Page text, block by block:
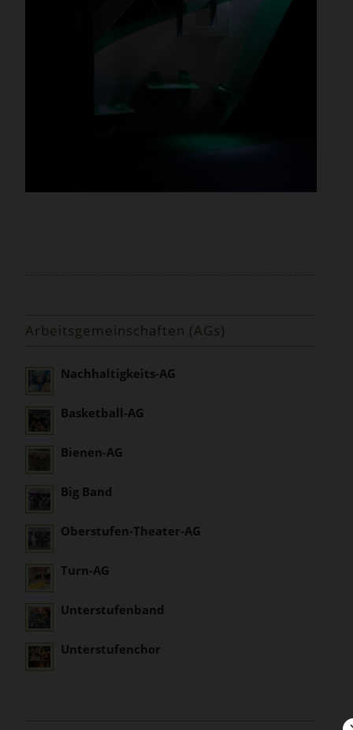
Arbeitsgemeinschaften (AGs)
Nachhaltigkeits-AG
Basketball-AG
Bienen-AG
Big Band
Oberstufen-Theater-AG
Turn-AG
Unterstufenband
Unterstufenchor